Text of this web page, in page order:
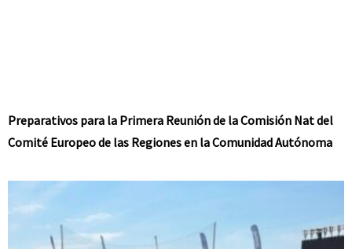
Preparativos para la Primera Reunión de la Comisión Nat del
Comité Europeo de las Regiones en la Comunidad Autónoma